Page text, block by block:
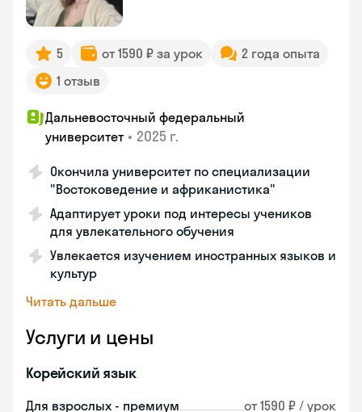
5 от 1590 ₽ за урок
2 года опыта
1 отзыв
Дальневосточный федеральный
университет • 2025 г.
Окончила университет по специализации
"Востоковедение и африканистика"
Адаптирует уроки под интересы учеников
для увлекательного обучения
Увлекается изучением иностранных языков и
культур
Читать дальше
Услуги и цены
Корейский язык
Для взрослых - премиум от 1590 ₽ / урок